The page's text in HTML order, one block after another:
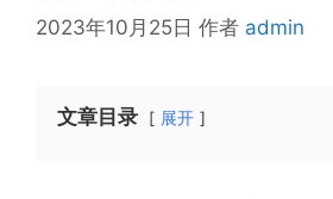
2023年10月25日 作者 admin
文章目录 展开